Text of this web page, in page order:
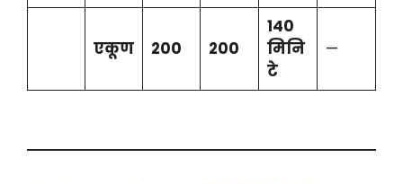
एकूण 200 200
140
मिनि
टे
—